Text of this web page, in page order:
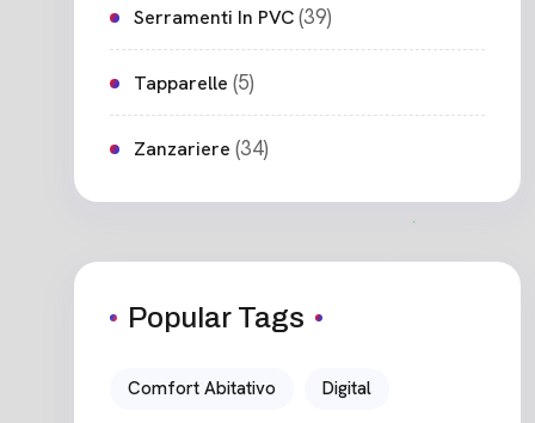
Serramenti In PVC(39)
Tapparelle (5)
Zanzariere (34)
Popular Tags
Comfort Abitativo Digital